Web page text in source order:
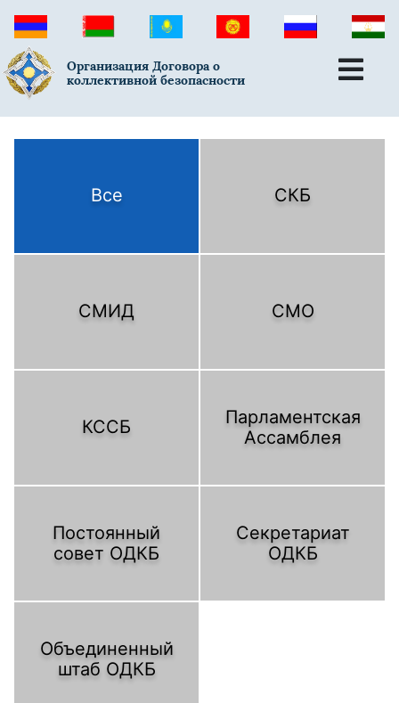
Организация Договора о
коллективной безопасности
Все СКБ
СМИД СМО
КССБ
Парламентская
Ассамблея
Постоянный
совет ОДКБ
Секретариат
ОДКБ
Объединенный
штаб ОДКБ